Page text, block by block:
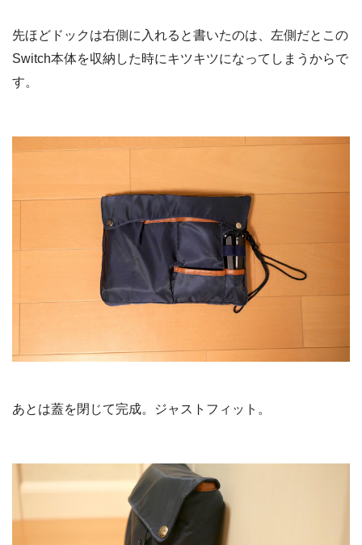
先ほどドックは右側に入れると書いたのは、左側だとこの
Switch本体を収納した時にキツキツになってしまうからで
す。
あとは蓋を閉じて完成。ジャストフィット。